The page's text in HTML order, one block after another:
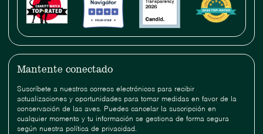
Mantente conectado
Suscríbete a nuestros correos electrónicos para recibir
actualizaciones y oportunidades para tomar medidas en favor de la
conservación de las aves. Puedes cancelar la suscripción en
cualquier momento y tu información se gestiona de forma segura
según nuestra política de privacidad.